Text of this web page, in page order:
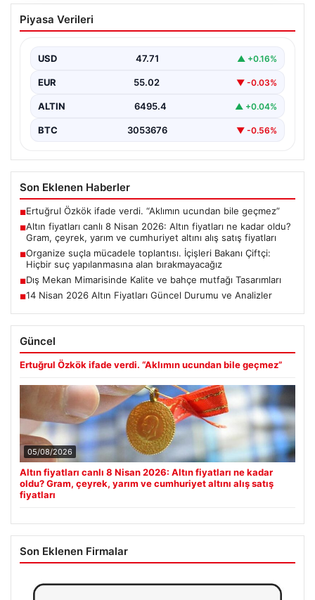
Altın fiyatları canlı 8 Nisan 2026: Altın
fiyatları ne kadar oldu? Gram, çeyrek,
fiyatları
Piyasa Verileri
USD 47.71 ▲ +0.16%
EUR 55.02 ▼ -0.03%
ALTIN 6495.4 ▲ +0.04%
BTC 3053676 ▼ -0.56%
Son Eklenen Haberler
■Ertuğrul Özkök ifade verdi. “Aklımın ucundan bile geçmez”
■Altın fiyatları canlı 8 Nisan 2026: Altın fiyatları ne kadar oldu?
Gram, çeyrek, yarım ve cumhuriyet altını alış satış fiyatları
■Organize suçla mücadele toplantısı. İçişleri Bakanı Çiftçi:
Hiçbir suç yapılanmasına alan bırakmayacağız
■Dış Mekan Mimarisinde Kalite ve bahçe mutfağı Tasarımları
■14 Nisan 2026 Altın Fiyatları Güncel Durumu ve Analizler
Güncel
Ertuğrul Özkök ifade verdi. “Aklımın ucundan bile geçmez”
05/08/2026
Altın fiyatları canlı 8 Nisan 2026: Altın fiyatları ne kadar
oldu? Gram, çeyrek, yarım ve cumhuriyet altını alış satış
fiyatları
Son Eklenen Firmalar